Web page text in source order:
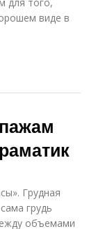
виде в
Грудная
грудь
объемами